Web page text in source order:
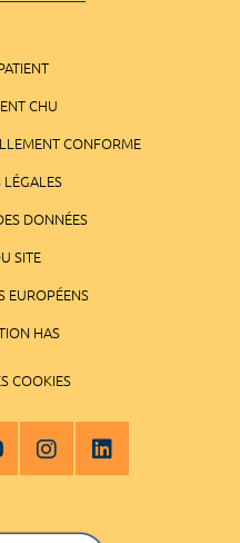
CHU
CONFORME
DONNÉES
SITE
EUROPÉENS
HAS
COOKIES